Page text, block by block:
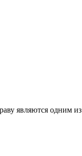
являются одним